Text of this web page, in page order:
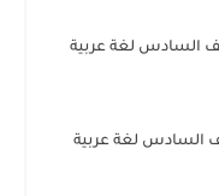
السادس لغة عربية
السادس لغة عربية